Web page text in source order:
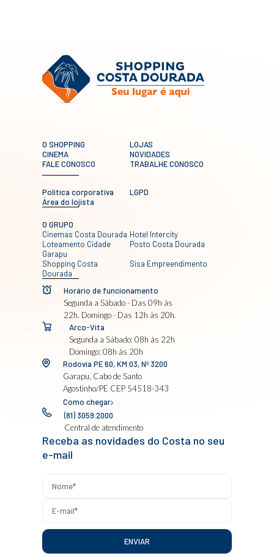
O SHOPPING
LOJAS
CINEMA
NOVIDADES
FALE CONOSCO
TRABALHE CONOSCO
Política corporativa
LGPD
Área do lojista
O GRUPO
Cinemas Costa Dourada Hotel Intercity
Loteamento Cidade
Garapu
Posto Costa Dourada
Shopping Costa
Dourada
Sisa Empreendimento
Horário de funcionamento
Segunda a Sábado - Das 09h às
22h. Domingo - Das 12h às 20h.
Arco-Vita
Segunda a Sábado: 08h às 22h
Domingo: 08h às 20h
Rodovia PE 60, KM 03, Nº 3200
Garapu, Cabo de Santo
Agostinho/PE CEP 54518-343
Como chegar
(81) 3059.2000
Central de atendimento
Receba as novidades do Costa no seu
e-mail
ENVIAR